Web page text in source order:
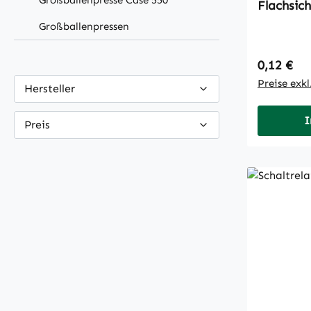
Großballenpressen
Hersteller
Preis
0,12 €
Preise